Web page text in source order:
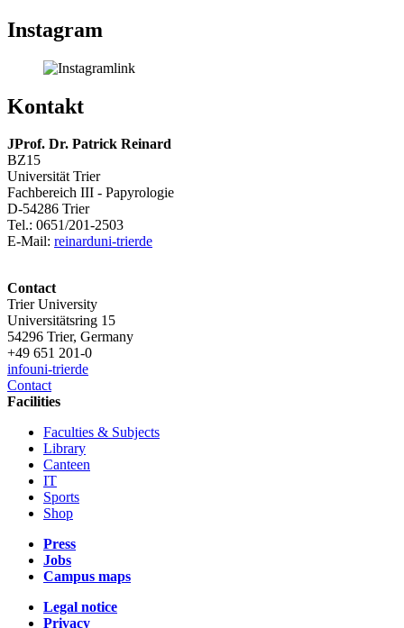
Instagram
Kontakt
JProf. Dr. Patrick Reinard
BZ15
Universität Trier
Fachbereich III - Papyrologie
D-54286 Trier
Tel.: 0651/201-2503
E-Mail: reinarduni-trierde
Contact
Trier University
Universitätsring 15
54296 Trier, Germany
+49 651 201-0
infouni-trierde
Contact
Facilities
Faculties & Subjects
Library
Canteen
IT
Sports
Shop
Press
Jobs
Campus maps
Legal notice
Privacy